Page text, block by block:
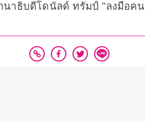
นาธิบดีโดนัลด์ ทรัมป์ "ลงมือคน